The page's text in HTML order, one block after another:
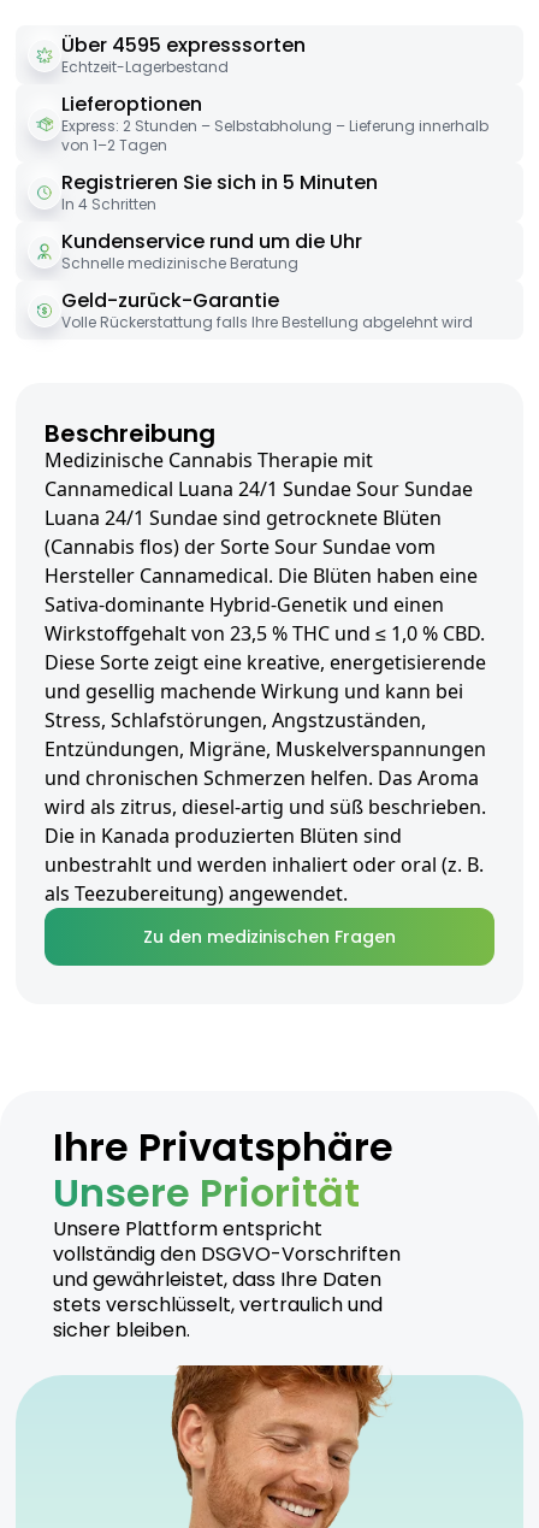
Über 4595 expresssorten
Echtzeit-Lagerbestand
Lieferoptionen
Express: 2 Stunden – Selbstabholung – Lieferung innerhalb
von 1–2 Tagen
Registrieren Sie sich in 5 Minuten
In 4 Schritten
Kundenservice rund um die Uhr
Schnelle medizinische Beratung
Geld-zurück-Garantie
Volle Rückerstattung falls Ihre Bestellung abgelehnt wird
Beschreibung
Medizinische Cannabis Therapie mit
Cannamedical Luana 24/1 Sundae Sour Sundae
Luana 24/1 Sundae sind getrocknete Blüten
(Cannabis flos) der Sorte Sour Sundae vom
Hersteller Cannamedical. Die Blüten haben eine
Sativa-dominante Hybrid-Genetik und einen
Wirkstoffgehalt von 23,5 % THC und ≤ 1,0 % CBD.
Diese Sorte zeigt eine kreative, energetisierende
und gesellig machende Wirkung und kann bei
Stress, Schlafstörungen, Angstzuständen,
Entzündungen, Migräne, Muskelverspannungen
und chronischen Schmerzen helfen. Das Aroma
wird als zitrus, diesel-artig und süß beschrieben.
Die in Kanada produzierten Blüten sind
unbestrahlt und werden inhaliert oder oral (z. B.
als Teezubereitung) angewendet.
Zu den medizinischen Fragen
Ihre Privatsphäre
Unsere Priorität
Unsere Plattform entspricht
vollständig den DSGVO-Vorschriften
und gewährleistet, dass Ihre Daten
stets verschlüsselt, vertraulich und
sicher bleiben.